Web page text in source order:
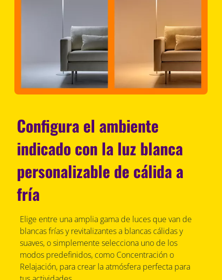
Configura el ambiente
indicado con la luz blanca
personalizable de cálida a
fría
Elige entre una amplia gama de luces que van de
blancas frías y revitalizantes a blancas cálidas y
suaves, o simplemente selecciona uno de los
modos predefinidos, como Concentración o
Relajación, para crear la atmósfera perfecta para